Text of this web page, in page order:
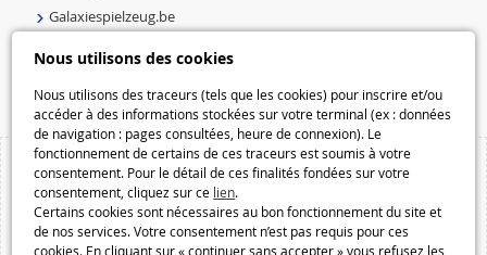
Nous utilisons des cookies
Nous utilisons des traceurs (tels que les cookies) pour inscrire et/ou
accéder à des informations stockées sur votre terminal (ex : données
de navigation : pages consultées, heure de connexion). Le
fonctionnement de certains de ces traceurs est soumis à votre
consentement. Pour le détail de ces finalités fondées sur votre
consentement, cliquez sur ce lien.
Certains cookies sont nécessaires au bon fonctionnement du site et
de nos services. Votre consentement n’est pas requis pour ces
cookies. En cliquant sur « continuer sans accepter » vous refusez les
Galaxiespielzeug.be